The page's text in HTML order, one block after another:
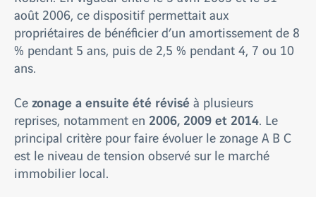
août 2006, ce dispositif permettait aux
propriétaires de bénéficier d’un amortissement de 8
% pendant 5 ans, puis de 2,5 % pendant 4, 7 ou 10
ans.
Cezonage a ensuite été réviséà plusieurs
reprises, notamment en 2006, 2009 et 2014. Le
principal critère pour faire évoluer le zonage A B C
est le niveau de tension observé sur le marché
immobilier local.